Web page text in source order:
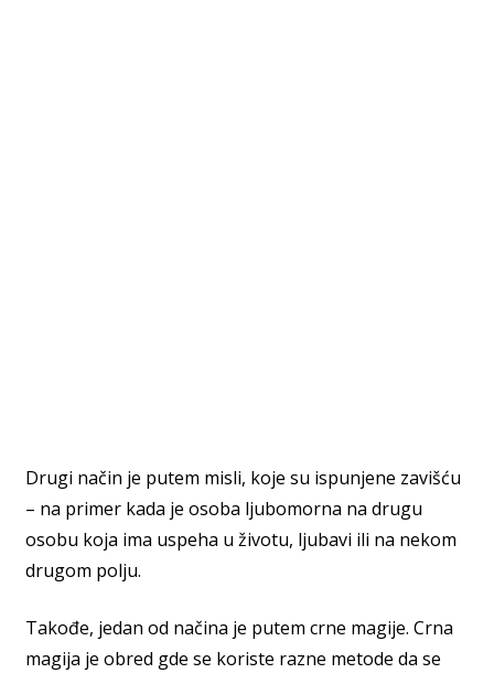
Drugi način je putem misli, koje su ispunjene zavišću
– na primer kada je osoba ljubomorna na drugu
osobu koja ima uspeha u životu, ljubavi ili na nekom
drugom polju.
Takođe, jedan od načina je putem crne magije. Crna
magija je obred gde se koriste razne metode da se